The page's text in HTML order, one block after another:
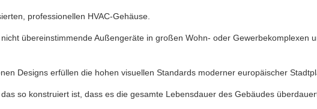
professionellen HVAC-Gehäuse.
übereinstimmende Außengeräte in großen Wohn- oder Gewerbekomplexen
Designs erfüllen die hohen visuellen Standards moderner europäischer
so konstruiert ist, dass es die gesamte Lebensdauer des Gebäudes